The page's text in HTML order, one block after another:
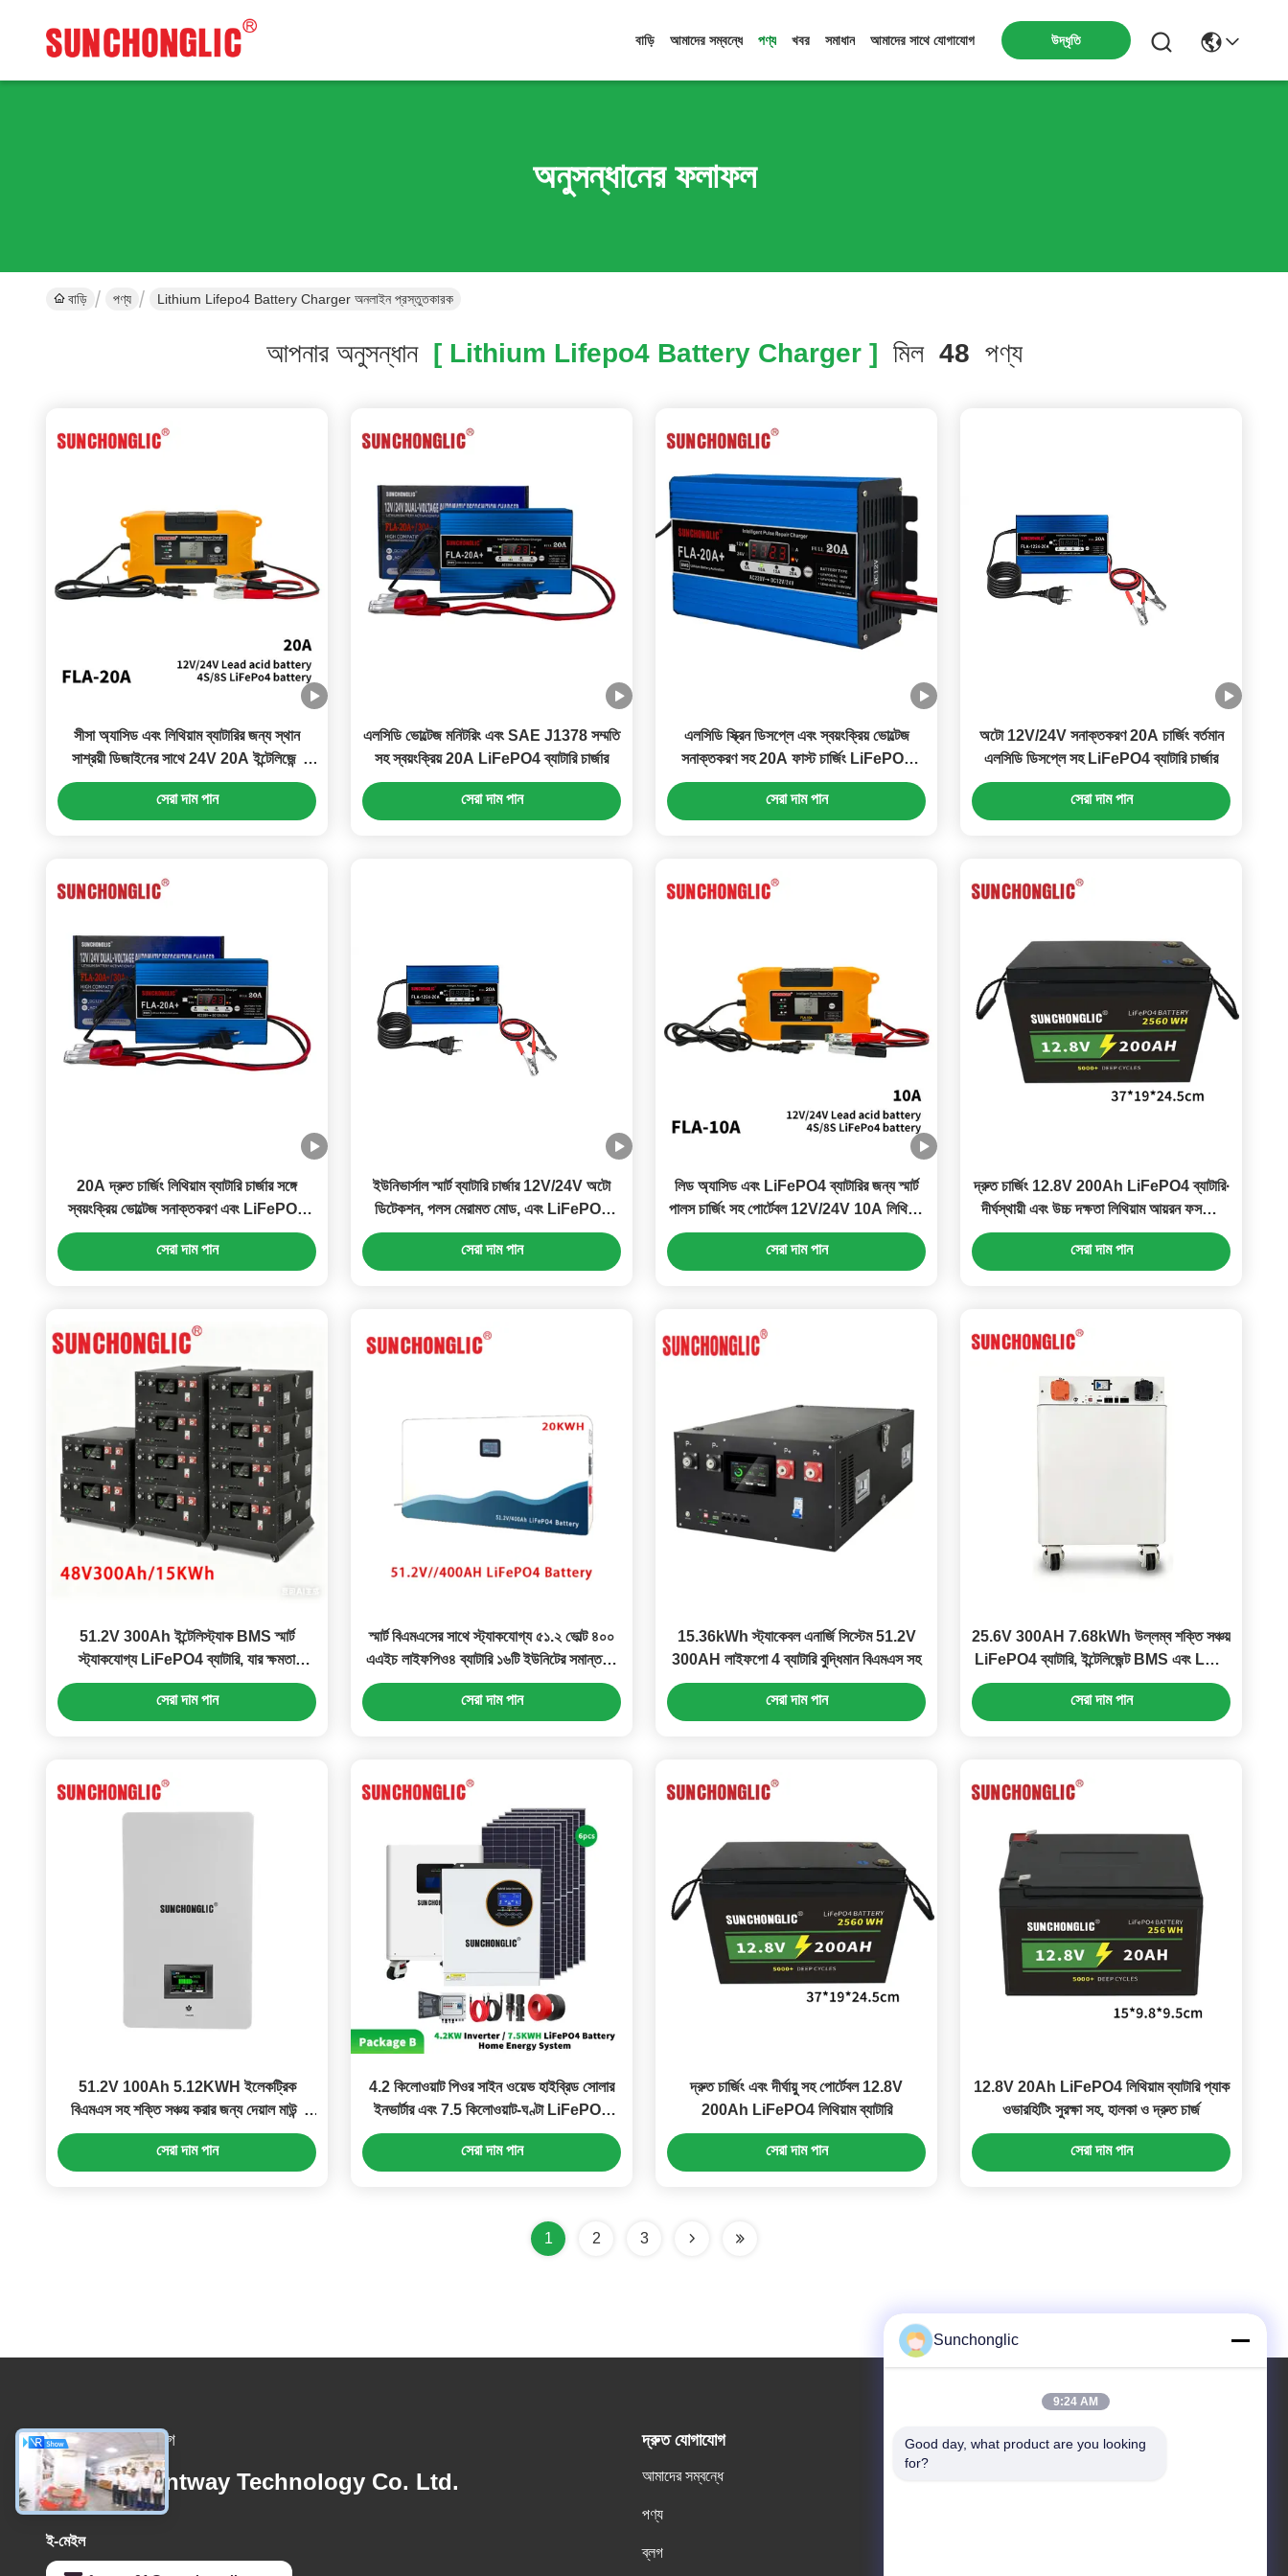
বাড়ি আমাদের সম্বন্ধে পণ্য খবর সমাধান আমাদের সাথে যোগাযোগ উদ্ধৃতি
অনুসন্ধানের ফলাফল
বাড়ি পণ্য Lithium Lifepo4 Battery Charger অনলাইন প্রস্তুতকারক
আপনার অনুসন্ধান[ Lithium Lifepo4 Battery Charger ] মিল 48 পণ্য
সীসা অ্যাসিড এবং লিথিয়াম ব্যাটারির জন্য স্থান
সাশ্রয়ী ডিজাইনের সাথে 24V 20A ইন্টেলিজেন্ট
পালস মেরামত LiFePO4 ব্যাটারি চার্জার
সেরা দাম পান
এলসিডি ভোল্টেজ মনিটরিং এবং SAE J1378 সম্মতি
সহ স্বয়ংক্রিয় 20A LiFePO4 ব্যাটারি চার্জার
সেরা দাম পান
এলসিডি স্ক্রিন ডিসপ্লে এবং স্বয়ংক্রিয় ভোল্টেজ
সনাক্তকরণ সহ 20A ফাস্ট চার্জিং LiFePO4
ব্যাটারি চার্জার
সেরা দাম পান
অটো 12V/24V সনাক্তকরণ 20A চার্জিং বর্তমান
এলসিডি ডিসপ্লে সহ LiFePO4 ব্যাটারি চার্জার
সেরা দাম পান
20A দ্রুত চার্জিং লিথিয়াম ব্যাটারি চার্জার সঙ্গে
স্বয়ংক্রিয় ভোল্টেজ সনাক্তকরণ এবং LiFePO4
ব্যাটারি জন্য পালস মেরামত মোড
সেরা দাম পান
ইউনিভার্সাল স্মার্ট ব্যাটারি চার্জার 12V/24V অটো
ডিটেকশন, পলস মেরামত মোড, এবং LiFePO4
ব্যাটারির জন্য এলসিডি ডিসপ্লে সহ
সেরা দাম পান
লিড অ্যাসিড এবং LiFePO4 ব্যাটারির জন্য স্মার্ট
পালস চার্জিং সহ পোর্টেবল 12V/24V 10A লিথিয়াম
ব্যাটারি চার্জার
সেরা দাম পান
দ্রুত চার্জিং 12.8V 200Ah LiFePO4 ব্যাটারি∙
দীর্ঘস্থায়ী এবং উচ্চ দক্ষতা লিথিয়াম আয়রন ফসফেট
ব্যাটারি
সেরা দাম পান
51.2V 300Ah ইন্টেলিস্ট্যাক BMS স্মার্ট
স্ট্যাকযোগ্য LiFePO4 ব্যাটারি, যার ক্ষমতা
15.36kWh
সেরা দাম পান
স্মার্ট বিএমএসের সাথে স্ট্যাকযোগ্য ৫১.২ ভোল্ট ৪০০
এএইচ লাইফপিও৪ ব্যাটারি ১৬টি ইউনিটের সমান্তরাল
সংযোগের জন্য
সেরা দাম পান
15.36kWh স্ট্যাকেবল এনার্জি সিস্টেম 51.2V
300AH লাইফপো 4 ব্যাটারি বুদ্ধিমান বিএমএস সহ
সেরা দাম পান
25.6V 300AH 7.68kWh উল্লম্ব শক্তি সঞ্চয়
LiFePO4 ব্যাটারি, ইন্টেলিজেন্ট BMS এবং LCD
সহ
সেরা দাম পান
51.2V 100Ah 5.12KWH ইলেকট্রিক
বিএমএস সহ শক্তি সঞ্চয় করার জন্য দেয়াল মাউন্ট
LiFePO4 ব্যাটারি
সেরা দাম পান
4.2 কিলোওয়াট পিওর সাইন ওয়েভ হাইব্রিড সোলার
ইনভার্টার এবং 7.5 কিলোওয়াট-ঘণ্টা LiFePO4
ব্যাটারি হোম এনার্জি সিস্টেম
সেরা দাম পান
দ্রুত চার্জিং এবং দীর্ঘায়ু সহ পোর্টেবল 12.8V
200Ah LiFePO4 লিথিয়াম ব্যাটারি
সেরা দাম পান
12.8V 20Ah LiFePO4 লিথিয়াম ব্যাটারি প্যাক
ওভারহিটিং সুরক্ষা সহ, হালকা ও দ্রুত চার্জ
সেরা দাম পান
1 2 3
আমাদের সাথে যোগাযোগ
Foshan Suntway Technology Co. Ltd.
ই-মেইল
দ্রুত যোগাযোগ
আমাদের সম্বন্ধে
পণ্য
ব্লগ
আমাদের ঠিকানা
Sunchonglic
9:24 AM
Good day, what product are you looking
for?